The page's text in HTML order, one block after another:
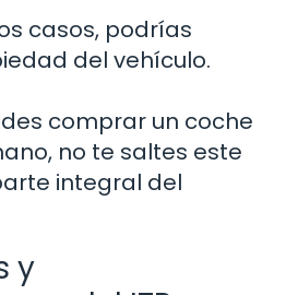
casos, podrías
del vehículo.
comprar un coche
no te saltes este
integral del
y